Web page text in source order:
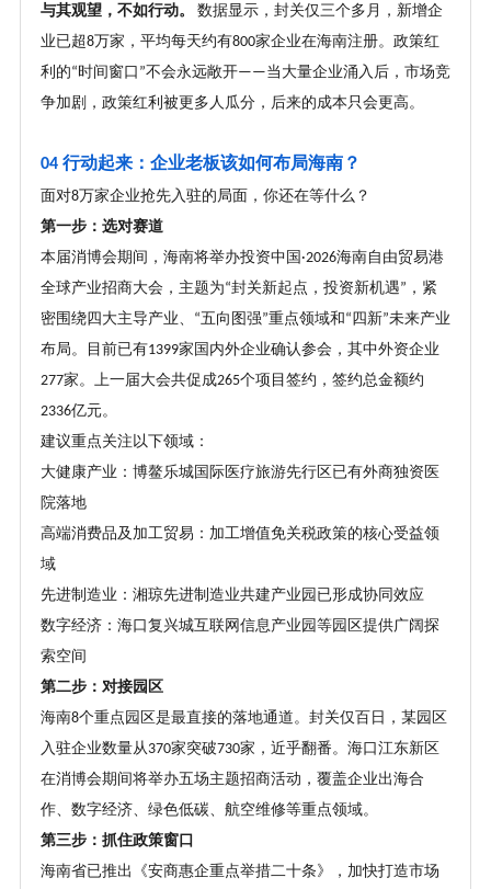
与其观望，不如行动。
数据显示，封关仅三个多月，新增企
业已超8万家，平均每天约有800家企业在海南注册。政策红
利的“ 时间窗口 ”不会永远敞开——当大量企业涌入后，市场竞
争加剧，政策红利被更多人瓜分，后来的成本只会更高。
04 行动起来：企业老板该如何布局海南？
面对8万家企业抢先入驻的局面，你还在等什么 ？
第一步：选对赛道
本届消博会期间，海南将举办投资中国 ·2026海南自由贸易港
全球产业招商大会，主题为“封关新起点，投资新机遇” ，紧
密围绕四大主导产业、 “五向图强”重点领域和 “ 四新”未来产业
布局。目前已有1399家国内外企业确认参会，其中外资企业
277家。上一届大会共促成265个项目签约，签约总金额约
2336亿元。
建议重点关注以下领域：
大健康产业：博鳌乐城国际医疗旅游先行区已有外商独资医
院落地
高端消费品及加工贸易：加工增值免关税政策的核心受益领
域
先进制造业：湘琼先进制造业共建产业园已形成协同效应
数字经济：海口复兴城互联网信息产业园等园区提供广阔探
索空间
第二步：对接园区
海南8个重点园区是最直接的落地通道。封关仅百日，某园区
入驻企业数量从 370家突破730家，近乎翻番。海口江东新区
在消博会期间将举办五场主题招商活动，覆盖企业出海合
作、数字经济、绿色低碳、航空维修等重点领域。
第三步：抓住政策窗口
海南省已推出《安商惠企重点举措二十条》，加快打造市场